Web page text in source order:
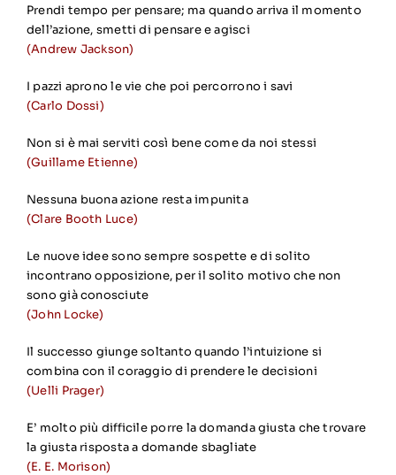
Prendi tempo per pensare; ma quando arriva il momento
dell’azione, smetti di pensare e agisci
(Andrew Jackson)
I pazzi aprono le vie che poi percorrono i savi
(Carlo Dossi)
Non si è mai serviti così bene come da noi stessi
(Guillame Etienne)
Nessuna buona azione resta impunita
(Clare Booth Luce)
Le nuove idee sono sempre sospette e di solito
incontrano opposizione, per il solito motivo che non
sono già conosciute
(John Locke)
Il successo giunge soltanto quando l’intuizione si
combina con il coraggio di prendere le decisioni
(Uelli Prager)
E’ molto più difficile porre la domanda giusta che trovare
la giusta risposta a domande sbagliate
(E. E. Morison)